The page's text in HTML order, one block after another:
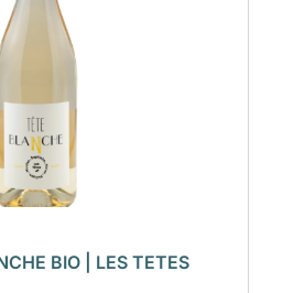
BIO | LES TETES